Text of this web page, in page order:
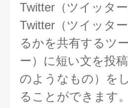
Twitter（ツイッタ
Twitter（ツイッタ
るかを共有するツ
ー）に短い文を投
のようなもの）を
ることができます。